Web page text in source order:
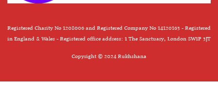
Registered Charity No 1208006 and Registered Company No 14120163 - Registered
in England & Wales - Registered office address: 1 The Sanctuary, London SW1P 3JT
Copyright © 2024 Rukhshana